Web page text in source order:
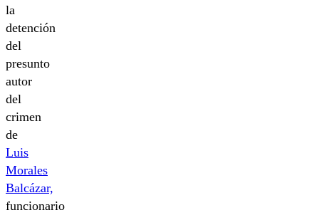
la
detención
del
presunto
autor
del
crimen
de
Luis
Morales
Balcázar,
funcionario